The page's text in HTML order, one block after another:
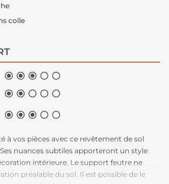
colle
    
    
    
à vos pièces avec ce revêtement de sol
nuances subtiles apporteront un style
intérieure. Le support feutre ne
préalable du sol. Il est possible de le